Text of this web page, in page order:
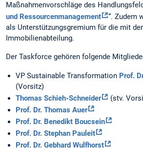
Maßnahmenvorschläge des
und Ressourcenmanagement
“. Zudem
als Unterstützungsgremium für die mit
Immobilienabteilung.
Der Taskforce gehören folgende
VP Sustainable Transformation Prof.
(Vorsitz)
Thomas Schieh-Schneider
(stv.
Prof. Dr. Thomas Auer
Prof. Dr. Benedikt Boucsein
Prof. Dr. Stephan Pauleit
Prof. Dr. Gebhard Wulfhorst